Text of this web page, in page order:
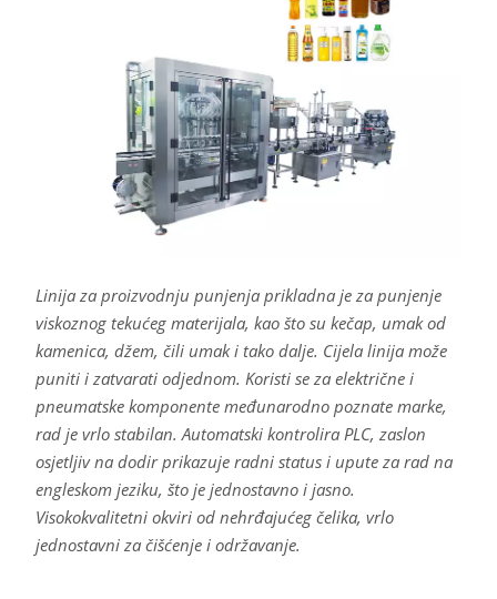
Linija za proizvodnju punjenja prikladna je za punjenje
viskoznog tekućeg materijala, kao što su kečap, umak od
kamenica, džem, čili umak i tako dalje. Cijela linija može
puniti i zatvarati odjednom. Koristi se za električne i
pneumatske komponente međunarodno poznate marke,
rad je vrlo stabilan. Automatski kontrolira PLC, zaslon
osjetljiv na dodir prikazuje radni status i upute za rad na
engleskom jeziku, što je jednostavno i jasno.
Visokokvalitetni okviri od nehrđajućeg čelika, vrlo
jednostavni za čišćenje i održavanje.